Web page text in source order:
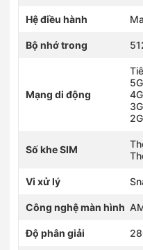
Hệ điều hành
Bộ nhớ trong
Mạng di động
Số khe SIM
Vi xử lý
Công nghệ màn hình
Độ phân giải